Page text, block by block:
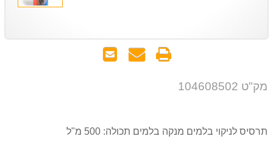
שלח
שאל
מק"ט 104608502
תרסיס לניקוי בלמים מנקה בלמים תכולה: 500 מ"ל